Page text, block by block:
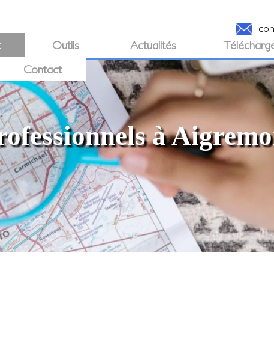
Outils Actualités
Contact
à